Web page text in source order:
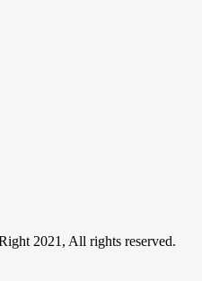
2021, All rights reserved.